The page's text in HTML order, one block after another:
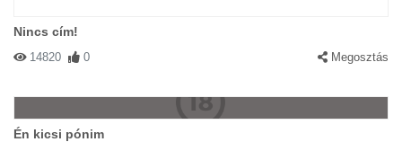
Nincs cím!
14820 0 Megosztás
Én kicsi pónim